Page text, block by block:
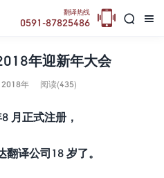


翻译热线
0591-87825486 
年迎新年大会
2018年 阅读(435)
月正式注册，
翻译公司18 岁了。